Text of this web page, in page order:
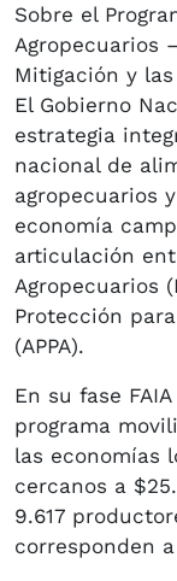
Sobre el
Agropecuarios
Mitigación y las
El Gobierno
estrategia
nacional de
agropecuarios
economía
articulación
Agropecuarios
Protección
(APPA).
En su fase
programa
las economías
cercanos a
9.617
corresponden